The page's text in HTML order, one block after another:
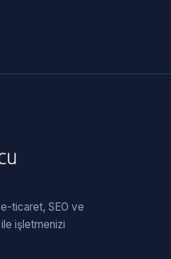
ticaret, SEO ve
işletmenizi